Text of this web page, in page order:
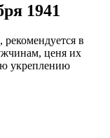
1941
в
ценя их
укреплению